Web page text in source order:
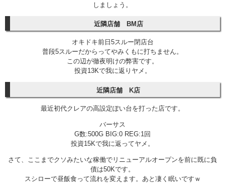
しましょう。
近隣店舗 BM店
オキドキ前日5スルー閉店台
普段5スルーだからってやみくもに打ちません。
この辺が徹夜明けの弊害です。
投資13Kで我に返りヤメ。
近隣店舗 K店
最近初代クレアの高設定ぽい台を打った店です。
バーサス
G数:500G BIG:0 REG:1回
投資15Kで我に返ってヤメ。
さて、ここまでクソみたいな稼働でリニューアルオープンを前に既に負
債は50Kです。
スシローで昼飯食って流れを変えます。あと凄く眠いですｗ